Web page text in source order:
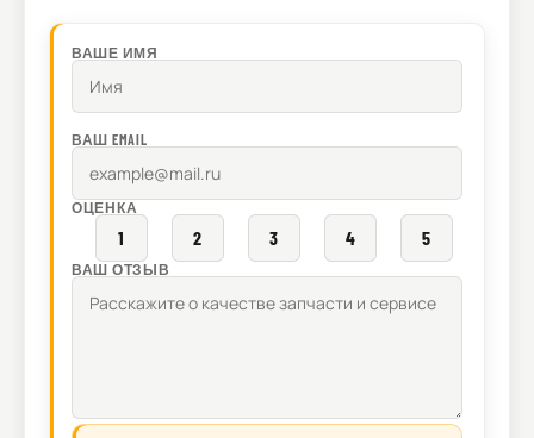
ВАШЕ ИМЯ
ВАШ EMAIL
ОЦЕНКА
1 2 3 4 5
ВАШ ОТЗЫВ